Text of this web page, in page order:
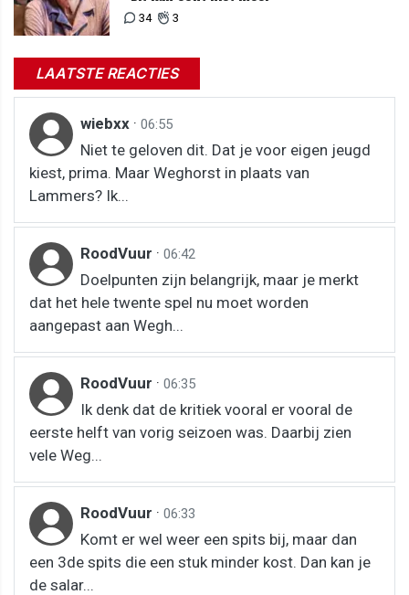
34 3
LAATSTE REACTIES
wiebxx · 06:55
Niet te geloven dit. Dat je voor eigen jeugd
kiest, prima. Maar Weghorst in plaats van
Lammers? Ik...
RoodVuur · 06:42
Doelpunten zijn belangrijk, maar je merkt
dat het hele twente spel nu moet worden
aangepast aan Wegh...
RoodVuur · 06:35
Ik denk dat de kritiek vooral er vooral de
eerste helft van vorig seizoen was. Daarbij zien
vele Weg...
RoodVuur · 06:33
Komt er wel weer een spits bij, maar dan
een 3de spits die een stuk minder kost. Dan kan je
de salar...